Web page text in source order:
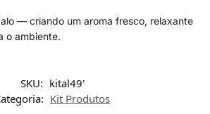
— criando um aroma fresco, relaxante
o ambiente.
SKU: kital49'
Kit Produtos